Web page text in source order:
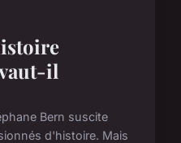
il
Bern suscite
d'histoire. Mais